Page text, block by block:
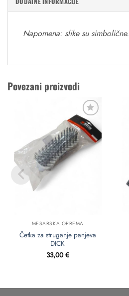
Napomena: slike su simbolične.
Povezani proizvodi
Dodaj
u
favorite
MESARSKA OPREMA
Četka za struganje panjeva
DICK
33,00€